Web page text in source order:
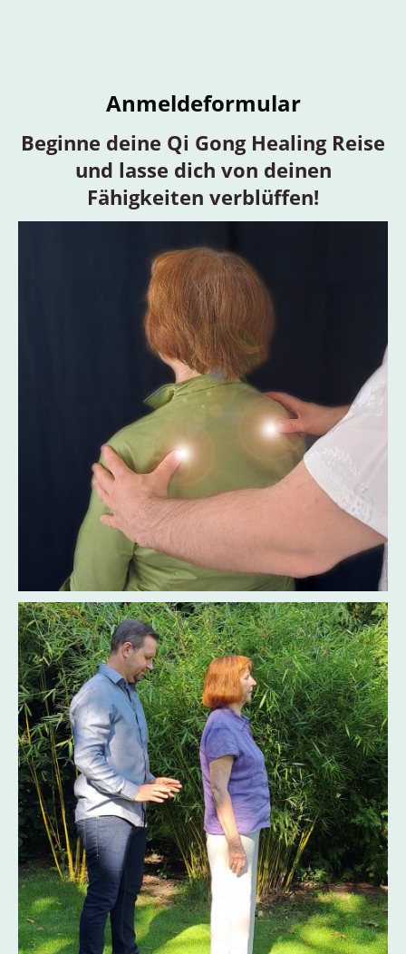
Anmeldeformular
Beginne deine Qi Gong Healing Reise
und lasse dich von deinen
Fähigkeiten verblüffen!